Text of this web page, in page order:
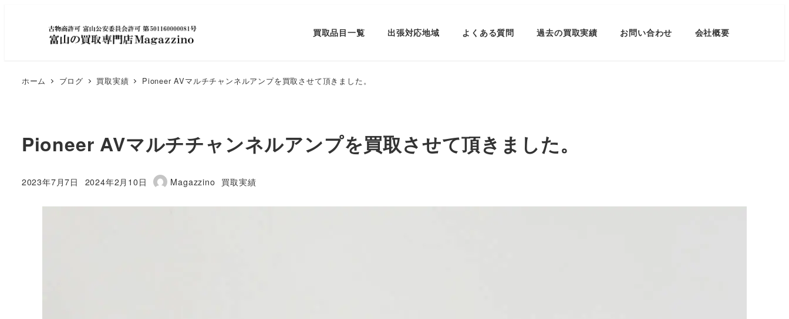
買取品目一覧 出張対応地域 よくある質問 過去の買取実績 お問い合わせ 会社概要
ホーム ブログ 買取実績 Pioneer AVマルチチャンネルアンプを買取させて頂きました。
Pioneer AVマルチチャンネルアンプを買取させて頂きました。
投稿日
2023年7月7日
更新日
2024年2月10日
著
Magazzino カテゴリー
買取実績